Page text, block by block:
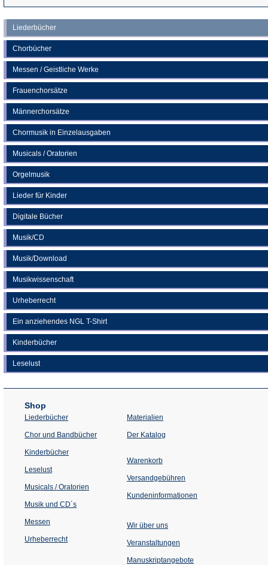
Liederbücher
Chorbücher
Messen / Geistliche Werke
Frauenchorsätze
Männerchorsätze
Chormusik in Einzelausgaben
Musicals / Oratorien
Orgelmusik
Lieder für Kinder
Digitale Bücher
Musik/CD
Musik/Download
Musikwissenschaft
Urheberrecht
Ein anziehendes NGL T-Shirt
Kinderbücher
Leselust
einem
neuen
Tab)
in
einem
neuen
Shop
Liederbücher
Chor und Bandbücher
Kinderbücher
Leselust
Musicals / Oratorien
Musik und CD´s
Messen
Urheberrecht
Materialien
Der Katalog
Warenkorb
Versandgebühren
Kundeninformationen
Wir über uns
Veranstaltungen
einem
Manuskriptangebote